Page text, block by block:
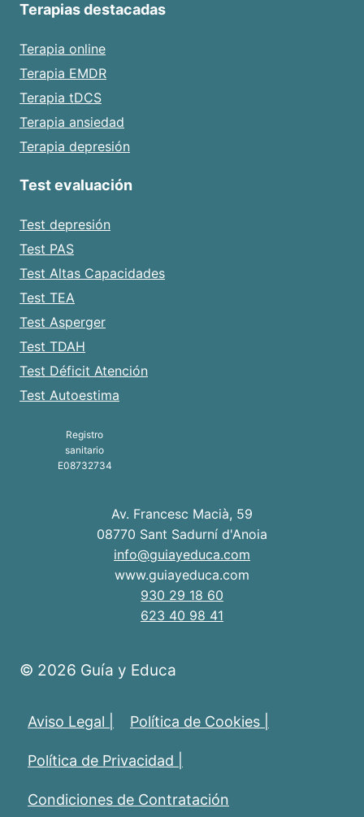
Terapias destacadas
Terapia online
Terapia EMDR
Terapia tDCS
Terapia ansiedad
Terapia depresión
Test evaluación
Test depresión
Test PAS
Test Altas Capacidades
Test TEA
Test Asperger
Test TDAH
Test Déficit Atención
Test Autoestima
Registro
sanitario
E08732734
Av. Francesc Macià, 59
08770 Sant Sadurní d'Anoia
info@guiayeduca.com
www.guiayeduca.com
930 29 18 60
623 40 98 41
© 2026 Guía y Educa
Aviso Legal | Política de Cookies |
Política de Privacidad |
Condiciones de Contratación